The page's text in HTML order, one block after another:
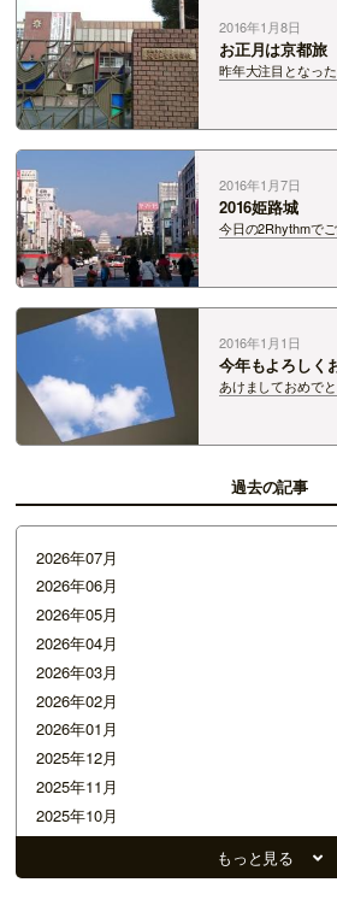
2016年1月8日
お正月は京都旅
昨年大注目となっ
ば、この高校。伏
いえ、統廃合で名
グビー部が花園に
す。ちょっと切な
2016年1月7日
2016姫路城
今日の2Rhythmで
姫路城は、登上に
念。 姫路駅から
ました。 お城の前
が・・・ 焼き岩
2016年1月1日
今年もよろしく
あけましておめで
よろしくお願い致
過去の記事
2026年07月
2026年06月
2026年05月
2026年04月
2026年03月
2026年02月
2026年01月
2025年12月
2025年11月
2025年10月
2025年09月
もっと見る